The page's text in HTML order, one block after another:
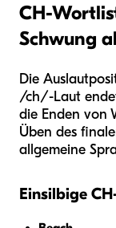
CH-
Schwung
Die
/ch/-Laut
die Enden von
Üben des
allgemeine
Einsilbige